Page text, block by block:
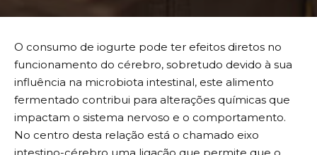
O consumo de iogurte pode ter efeitos diretos no
funcionamento do cérebro, sobretudo devido à sua
influência na microbiota intestinal, este alimento
fermentado contribui para alterações químicas que
impactam o sistema nervoso e o comportamento.
No centro desta relação está o chamado eixo
intestino-cérebro uma ligação que permite que o